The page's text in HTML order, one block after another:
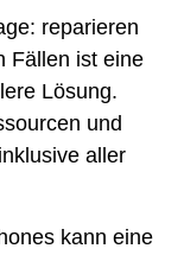
reparieren
Fällen ist eine
Lösung.
und
aller
kann eine